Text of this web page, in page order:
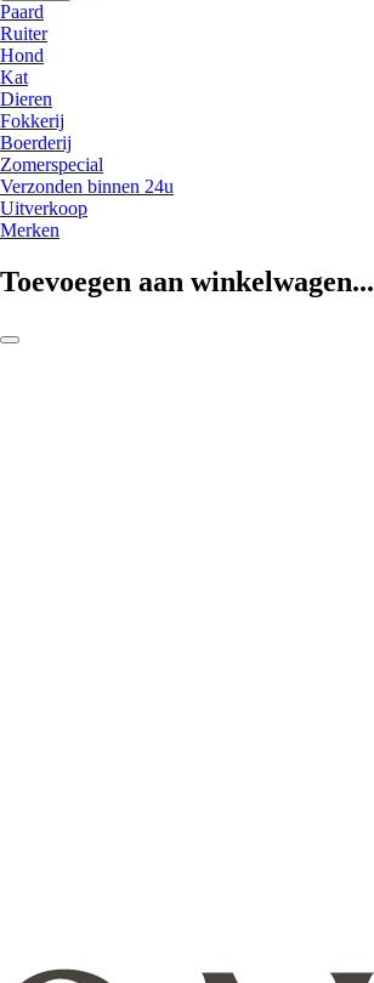
Paard
Ruiter
Hond
Kat
Dieren
Fokkerij
Boerderij
Zomerspecial
Verzonden binnen 24u
Uitverkoop
Merken
Toevoegen aan winkelwagen...